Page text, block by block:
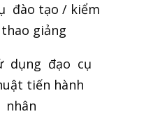
đào tạo / kiểm
giảng
dụng đạo cụ
tiến hành